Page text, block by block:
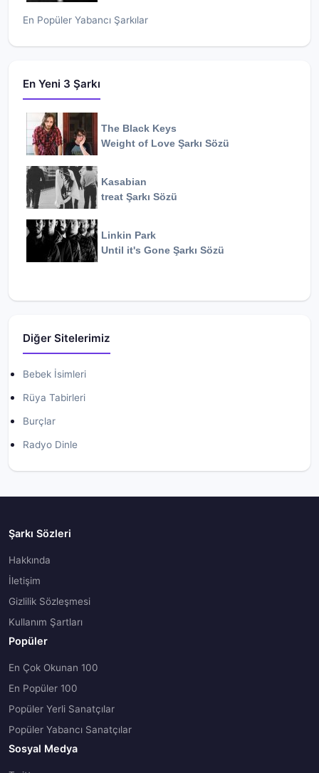
En Popüler Yabancı Şarkılar
En Yeni 3 Şarkı
The Black Keys
Weight of Love Şarkı Sözü
Kasabian
treat Şarkı Sözü
Linkin Park
Until it's Gone Şarkı Sözü
Diğer Sitelerimiz
Bebek İsimleri
Rüya Tabirleri
Burçlar
Radyo Dinle
Şarkı Sözleri
Hakkında
İletişim
Gizlilik Sözleşmesi
Kullanım Şartları
Popüler
En Çok Okunan 100
En Popüler 100
Popüler Yerli Sanatçılar
Popüler Yabancı Sanatçılar
Sosyal Medya